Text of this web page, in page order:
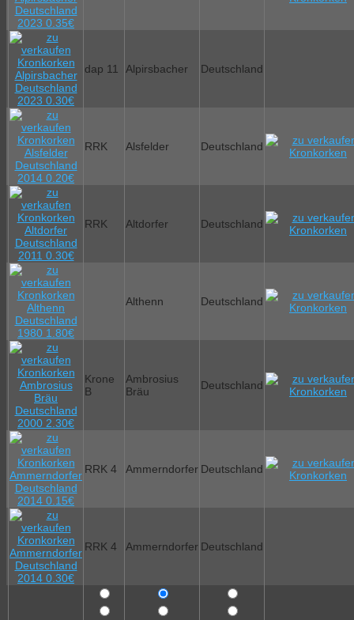
dap 11 Alpirsbacher Deutschland
RRK Alsfelder Deutschland
RRK Altdorfer Deutschland
Althenn Deutschland
Krone
B
Ambrosius
Bräu
Deutschland
RRK 4 Ammerndorfer Deutschland
RRK 4 Ammerndorfer Deutschland